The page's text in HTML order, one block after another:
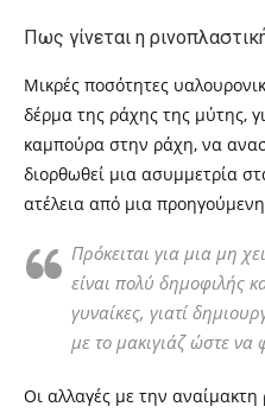
Πως γίνεται η
Μικρές ποσότητες
δέρμα της ράχης της μύτης,
καμπούρα στην ράχη, να
διορθωθεί μια ασυμμετρία
ατέλεια από μια
Πρόκειται για μια μη
είναι πολύ δημοφιλής
γυναίκες, γιατί
με το μακιγιάζ ώστε να
Οι αλλαγές με την αναίμακτη